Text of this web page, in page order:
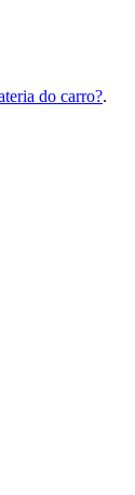
do carro?.